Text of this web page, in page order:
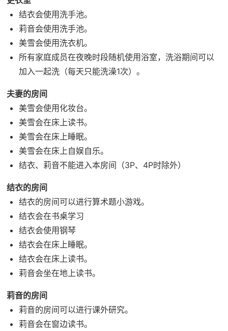
结衣会使用洗手池。
莉音会使用洗手池。
美雪会使用洗衣机。
所有家庭成员在夜晚时段随机使用浴室，洗浴期间可以
加入一起洗（每天只能洗澡1次）。
夫妻的房间
美雪会使用化妆台。
美雪会在床上读书。
美雪会在床上睡眠。
美雪会在床上自娱自乐。
结衣、莉音不能进入本房间（3P、4P时除外）
结衣的房间
结衣的房间可以进行算术题小游戏。
结衣会在书桌学习
结衣会使用钢琴
结衣会在床上睡眠。
结衣会在床上读书。
莉音会坐在地上读书。
莉音的房间
莉音的房间可以进行课外研究。
莉音会在窗边读书。